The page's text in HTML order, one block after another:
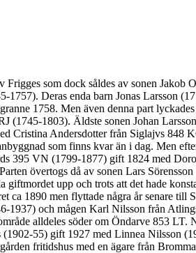
som dock såldes av sonen Jakob
Deras enda barn Jonas Larsson
1758. Men även denna part
1803). Äldste sonen Johan
Cristina Andersdotter från Siglajvs 848
som finns kvar än i dag. Men
395 VN (1799-1877) gift 1824 med
övertogs då av sonen Lars
upp och trots att det hade
1890 men flyttade några år senare till
1937) och mågen Karl Nilsson från
alldeles söder om Öndarve 853 LT.
55) gift 1927 med Linnea Nilsson
fritidshus med en ägare från